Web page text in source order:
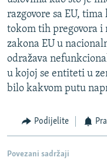
razgovore sa EU,
tokom tih pregovora i
zakona EU u
odražava
u kojoj se entiteti u
bilo kakvom putu
Podijelite
Povezani sadržaji